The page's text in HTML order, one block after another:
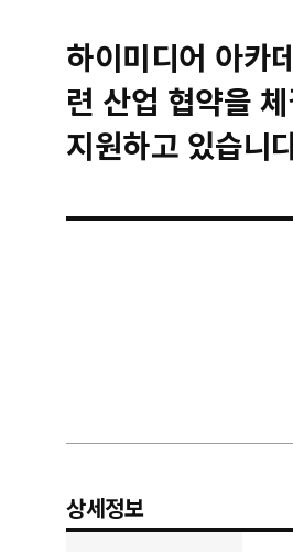
하이미디어 아카
련 산업 협약을
지원하고 있습니
상세정보